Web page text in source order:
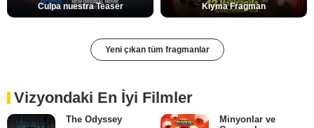
Culpa nuestra Teaser Kıyma Fragman
Yeni çıkan tüm fragmanlar
Vizyondaki En İyi Filmler
The Odyssey
Minyonlar ve